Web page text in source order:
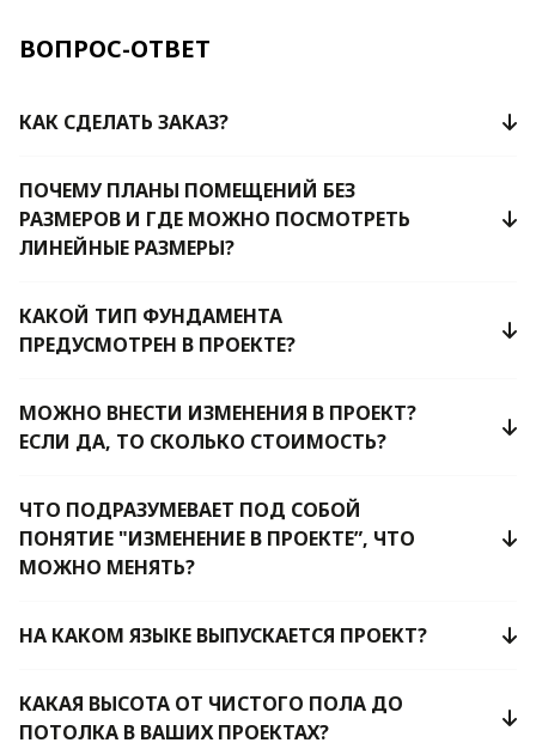
ВОПРОС-ОТВЕТ
КАК СДЕЛАТЬ ЗАКАЗ?
ПОЧЕМУ ПЛАНЫ ПОМЕЩЕНИЙ БЕЗ
РАЗМЕРОВ И ГДЕ МОЖНО ПОСМОТРЕТЬ
ЛИНЕЙНЫЕ РАЗМЕРЫ?
КАКОЙ ТИП ФУНДАМЕНТА
ПРЕДУСМОТРЕН В ПРОЕКТЕ?
МОЖНО ВНЕСТИ ИЗМЕНЕНИЯ В ПРОЕКТ?
ЕСЛИ ДА, ТО СКОЛЬКО СТОИМОСТЬ?
ЧТО ПОДРАЗУМЕВАЕТ ПОД СОБОЙ
ПОНЯТИЕ "ИЗМЕНЕНИЕ В ПРОЕКТЕ”, ЧТО
МОЖНО МЕНЯТЬ?
НА КАКОМ ЯЗЫКЕ ВЫПУСКАЕТСЯ ПРОЕКТ?
КАКАЯ ВЫСОТА ОТ ЧИСТОГО ПОЛА ДО
ПОТОЛКА В ВАШИХ ПРОЕКТАХ?